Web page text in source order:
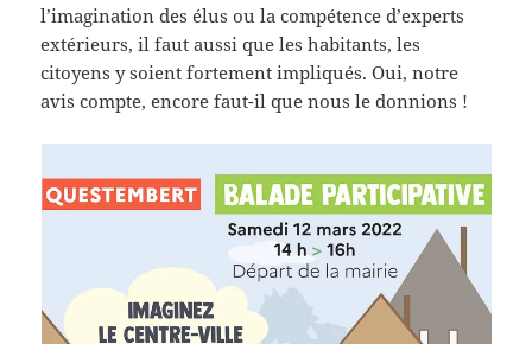
l’imagination des élus ou la compétence d’experts
extérieurs, il faut aussi que les habitants, les
citoyens y soient fortement impliqués. Oui, notre
avis compte, encore faut-il que nous le donnions !